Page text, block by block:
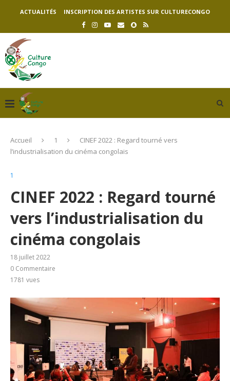
ACTUALITÉS INSCRIPTION DES ARTISTES SUR CULTURECONGO
Accueil 1
CINEF 2022 : Regard tourné vers
l’industrialisation du cinéma congolais
1
CINEF 2022 : Regard tourné
vers l’industrialisation du
cinéma congolais
18 juillet 2022
0 Commentaire
1781 vues